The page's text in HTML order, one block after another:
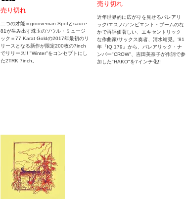
売り切れ
二つの才能＝grooveman Spotとsauce
81が生み出す珠玉のソウル・ミュージ
ック＝77 Karat Goldの2017年最初のリ
リースとなる新作が限定200枚の7inch
でリリース!! "Winter"をコンセプトにし
た2TRK 7inch。
売り切れ
近年世界的に広がりを見せるバレアリ
ック/エスノ/アンビエント・ブームのな
かで再評価著しい、エキセントリック
な作曲家/サックス奏者、清水靖晃。'81
年『IQ 179』から、バレアリック・ナ
ンバー"CROW"、吉田美奈子が作詞で参
加した"HAKO"を7インチ化!!